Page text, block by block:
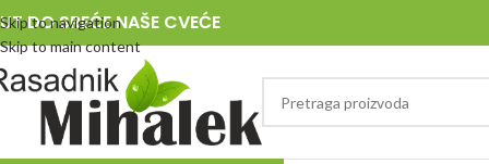
Skip to navigation
Skip to main content
DO SREĆE NAŠE CVEĆE